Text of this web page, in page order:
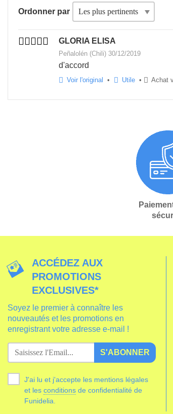
Ordonner par
GLORIA ELISA
Peñalolén (Chili) 30/12/2019
d'accord
Voir l'original • Utile • Achat
ACCÉDEZ AUX
PROMOTIONS
EXCLUSIVES*
Soyez le premier à connaître les
nouveautés et les promotions en
enregistrant votre adresse e-mail !
S'ABONNER
J'ai lu et j'accepte les mentions légales
et les conditions
Funidelia.